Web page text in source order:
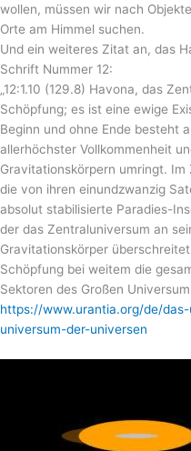
wollen, müssen wir nach
Orte am Himmel suchen.
Und ein weiteres Zitat an, das
Schrift Nummer 12:
„12:1.10 (129.8) Havona, das
Schöpfung; es ist eine ewige
Beginn und ohne Ende besteht
allerhöchster Vollkommenheit
Gravitationskörpern umringt.
die von ihren einundzwanzig
absolut stabilisierte Paradies-
der das Zentraluniversum an
Gravitationskörper
Schöpfung bei weitem die
Sektoren des Großen
https://www.urantia.org/de/
universum-der-universen